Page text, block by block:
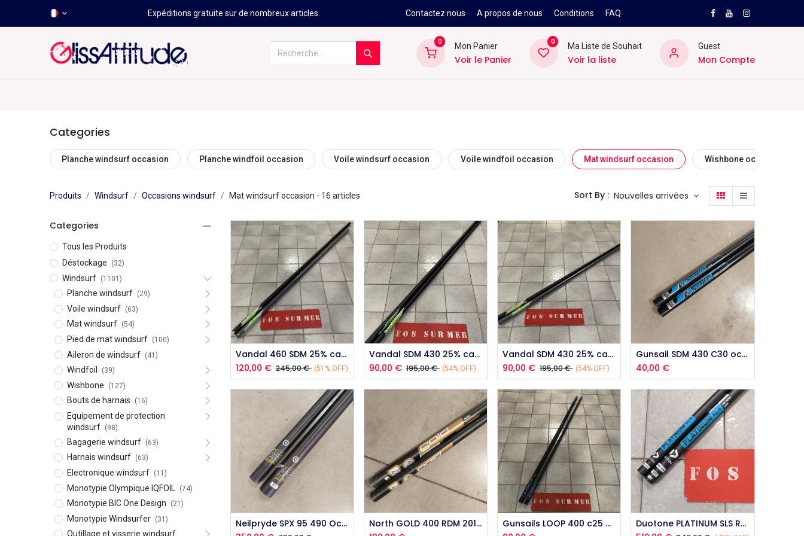
Expéditions gratuite sur de nombreux articles. Contactez nous A propos de nous Conditions FAQ
0
Mon Panier
Voir le Panier
0
Ma Liste de Souhait
Voir la liste
Guest
Mon Compte
Categories
Planche windsurf occasion Planche windfoil occasion Voile windsurf occasion Voile windfoil occasion Mat windsurf occasion Wishbone occasion
Produits Windsurf Occasions windsurf Mat windsurf occasion - 16 articles Sort By : Nouvelles arrivées
Categories
Tous les Produits
Déstockage
(32)
Windsurf (1101)
Planche windsurf (29)
Voile windsurf (63)
Mat windsurf (54)
Pied de mat windsurf (100)
Aileron de windsurf (41)
Windfoil (39)
Wishbone (127)
Bouts de harnais (16)
Equipement de protection
windsurf
(98)
Bagagerie windsurf (63)
Harnais windsurf (63)
Electronique windsurf (11)
Monotypie Olympique IQFOIL (74)
Monotypie BIC One Design (21)
Monotypie Windsurfer (31)
Outillage et visserie windsurf
Ajouter au panier
Vandal 460 SDM 25% carbone 2015 occasion
120,00 € 245,00€ (51% OFF)
Ajouter au panier
Vandal SDM 430 25% carbon 2015 occasion
90,00 € 195,00€ (54% OFF)
Ajouter au panier
Vandal SDM 430 25% carbon 2015 occasion
90,00 € 195,00€ (54% OFF)
Ajouter au panier
Gunsail SDM 430 C30 occasion
40,00 €
Ajouter au panier
Neilpryde SPX 95 490 Occasion
Ajouter au panier
North GOLD 400 RDM 2018 occasion
Ajouter au panier Gunsails LOOP 400 c25 occasion
Ajouter au panier
Duotone PLATINUM SLS RDM 400 2024 occasion